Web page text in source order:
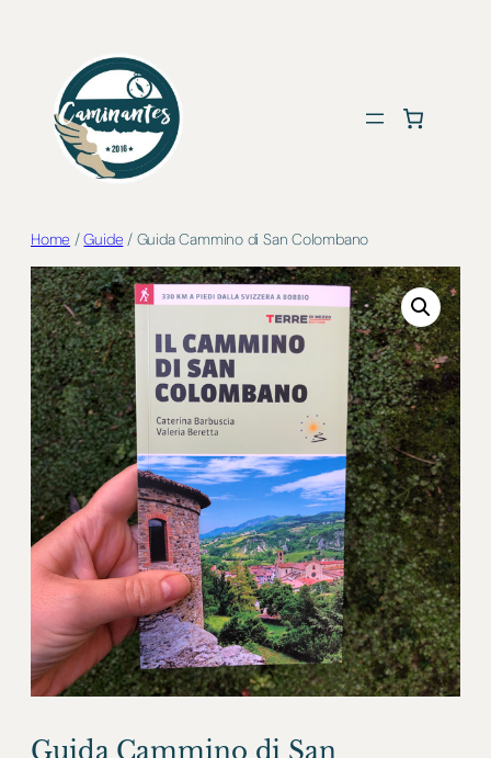
contenuto
Home /Guide / Guida Cammino di San Colombano
Guida Cammino di San